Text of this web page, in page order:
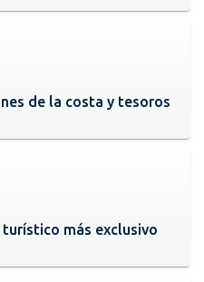
de la costa y tesoros
más exclusivo